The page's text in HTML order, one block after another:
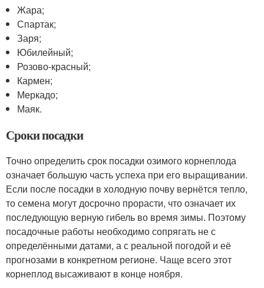
Жара;
Спартак;
Заря;
Юбилейный;
Розово-красный;
Кармен;
Меркадо;
Маяк.
Сроки посадки
Точно определить срок посадки озимого корнеплода
означает большую часть успеха при его выращивании.
Если после посадки в холодную почву вернётся тепло,
то семена могут досрочно прорасти, что означает их
последующую верную гибель во время зимы. Поэтому
посадочные работы необходимо сопрягать не с
определёнными датами, а с реальной погодой и её
прогнозами в конкретном регионе. Чаще всего этот
корнеплод высаживают в конце ноября.